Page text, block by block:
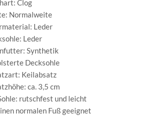
Clog
Normalweite
Leder
Leder
Synthetik
Decksohle
Keilabsatz
ca. 3,5 cm
rutschfest und leicht
normalen Fuß geeignet